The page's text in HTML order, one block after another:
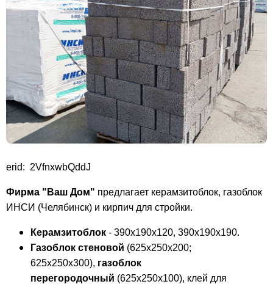
erid: 2VfnxwbQddJ
Фирма "Ваш Дом" предлагает керамзитоблок, газоблок
ИНСИ (Челябинск) и кирпич для стройки.
Керамзитоблок - 390х190х120, 390х190х190.
Газоблок стеновой (625х250х200;
625х250х300), газоблок
перегородочный (625х250х100), клей для